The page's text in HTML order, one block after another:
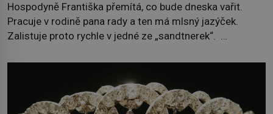
Hospodyně Františka přemítá, co bude dneska vařit.
Pracuje v rodině pana rady a ten má mlsný jazýček.
Zalistuje proto rychle v jedné ze „sandtnerek“.
povzdechne si směrem ke služce, kterou má v kuchyni k
ruce. Ještě v prvních letech nové republiky fungoval kvůli
nedostatku zboží přídělový systém. […]